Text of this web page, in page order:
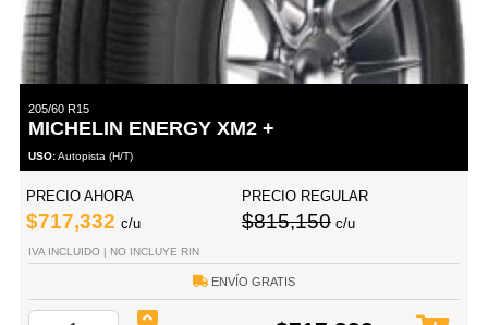
205/60 R15
MICHELIN ENERGY XM2 +
USO:Autopista (H/T)
PRECIO AHORA
$717,332 c/u
PRECIO REGULAR
$815,150 c/u
IVA INCLUIDO | NO INCLUYE RIN
ENVÍO GRATIS